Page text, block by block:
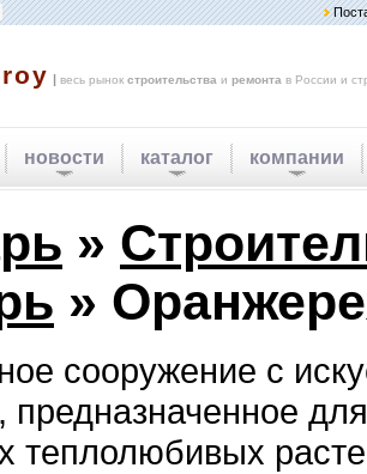
| весь рынок строительства и ремонта в России и
новости каталог компании
»
»
сооружение с
предназначенное
теплолюбивых